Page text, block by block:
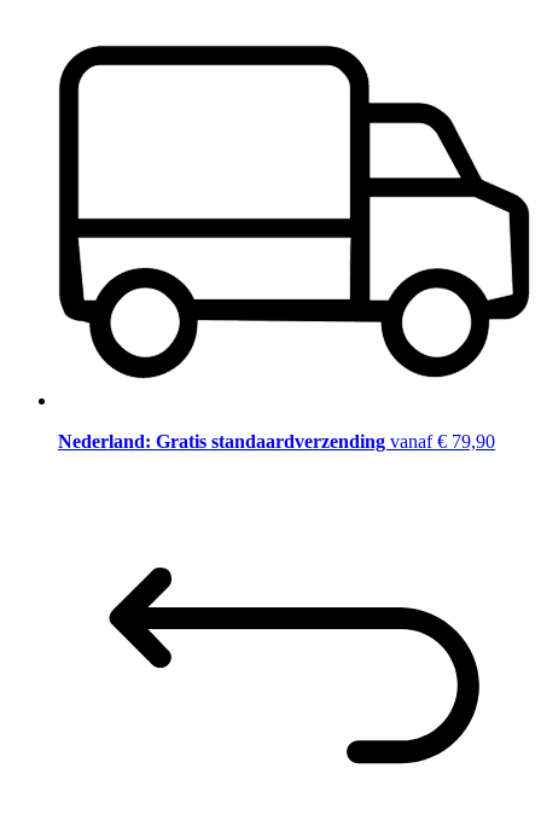
Nederland: Gratis standaardverzending vanaf € 79,90